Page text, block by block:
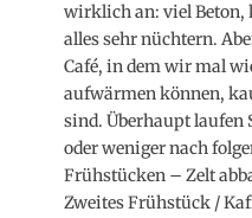
wirklich an: viel Beton,
alles sehr nüchtern.
Café, in dem wir mal
aufwärmen können,
sind. Überhaupt laufen
oder weniger nach
Frühstücken – Zelt
Zweites Frühstück /